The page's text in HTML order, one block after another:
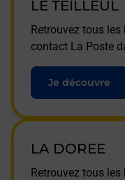
LE TEILLEUL
Retrouvez tous
contact La Poste
Je découvre
LA DOREE
Retrouvez tous